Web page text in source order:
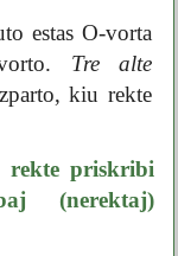
estas O-vorta
Tre alte
kiu rekte
rekte priskribi
(nerektaj)